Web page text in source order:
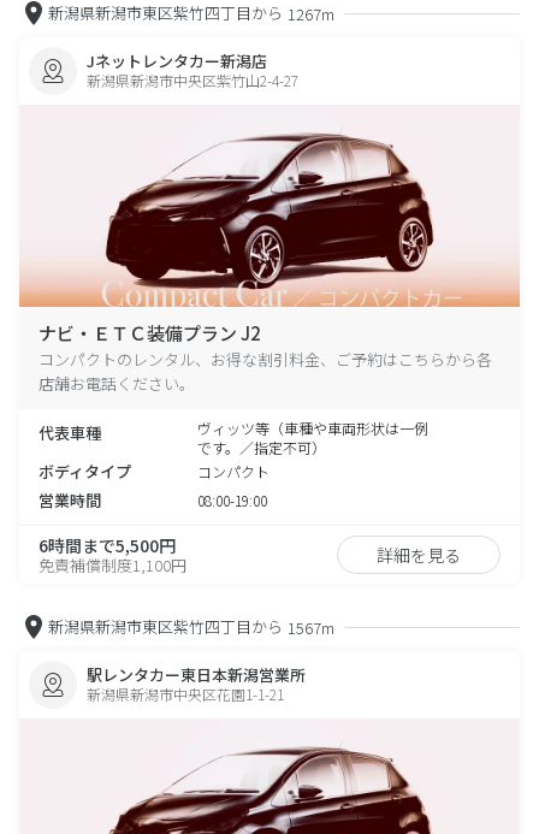
新潟県新潟市東区紫竹四丁目から 1267m
Jネットレンタカー新潟店
新潟県新潟市中央区紫竹山2-4-27
ナビ・ＥＴＣ装備プラン J2
コンパクトのレンタル、お得な割引料金、ご予約はこちらから各
店舗お電話ください。
代表車種
ヴィッツ等（車種や車両形状は一例
です。／指定不可）
ボディタイプ コンパクト
営業時間 08:00-19:00
6時間まで5,500円
免責補償制度1,100円 詳細を見る
新潟県新潟市東区紫竹四丁目から 1567m
駅レンタカー東日本新潟営業所
新潟県新潟市中央区花園1-1-21